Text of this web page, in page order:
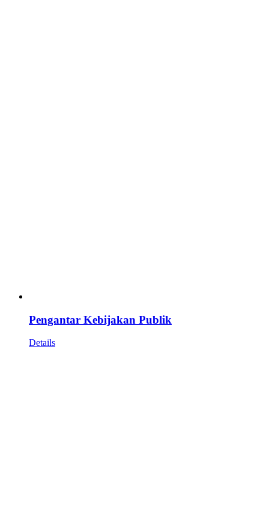
Pengantar Kebijakan Publik
Details